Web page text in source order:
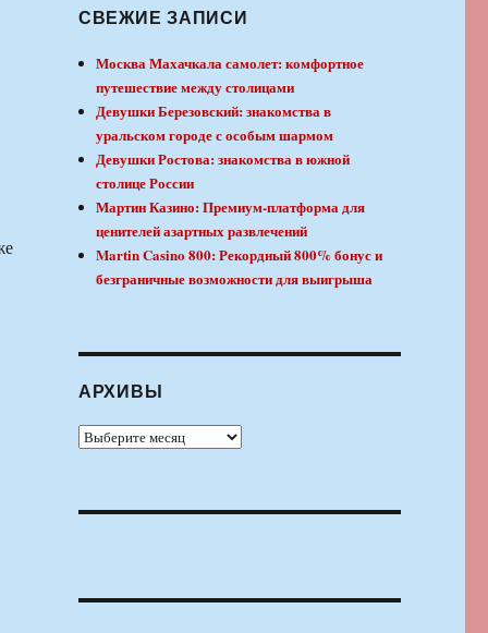
СВЕЖИЕ ЗАПИСИ
Москва Махачкала самолет: комфортное
путешествие между столицами
Девушки Березовский: знакомства в
уральском городе с особым шармом
Девушки Ростова: знакомства в южной
столице России
Мартин Казино: Премиум-платформа для
ценителей азартных развлечений
Martin Casino 800: Рекордный 800% бонус и
безграничные возможности для выигрыша
АРХИВЫ
Архивы